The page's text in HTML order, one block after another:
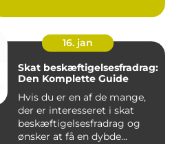
16. jan
Skat beskæftigelsesfradrag:
Den Komplette Guide
Hvis du er en af de mange,
der er interesseret i skat
beskæftigelsesfradrag og
ønsker at få en dybde...